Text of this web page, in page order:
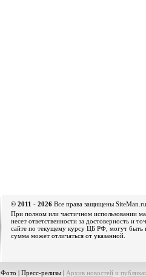
© 2011 - 2026 Все права защищены SiteMan.ru
При полном или частичном использовании
несет ответственности за достоверность и
сайте по текущему курсу ЦБ РФ, могут быть
сумма может отличаться от указанной.
Фото | Пресс-релизы | Архив новостей и